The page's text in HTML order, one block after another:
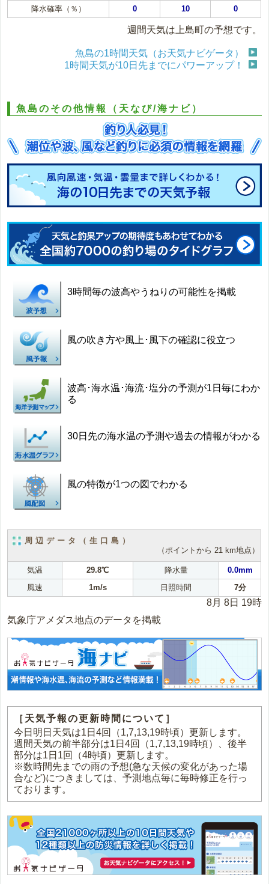
降水確率（％）
0 10 0
週間天気は上島町の予想です。
魚島の1時間天気（お天気ナビゲータ）
1時間天気が10日先までにパワーアップ！
魚島のその他情報（天なび/海ナビ）
3時間毎の波高やうねりの可能性を掲載
風の吹き方や風上･風下の確認に役立つ
波高･海水温･海流･塩分の予測が1日毎にわか
る
30日先の海水温の予測や過去の情報がわかる
風の特徴が1つの図でわかる
周辺データ（生口島）
（ポイントから 21 km地点）
気温 29.8℃ 降水量
0.0mm
風速
1m/s 日照時間 7分
8月 8日 19時
気象庁アメダス地点のデータを掲載
［天気予報の更新時間について］
今日明日天気は1日4回（1,7,13,19時頃）更新します。
週間天気の前半部分は1日4回（1,7,13,19時頃）、後半
部分は1日1回（4時頃）更新します。
※数時間先までの雨の予想(急な天候の変化があった場
合など)につきましては、予測地点毎に毎時修正を行っ
ております。